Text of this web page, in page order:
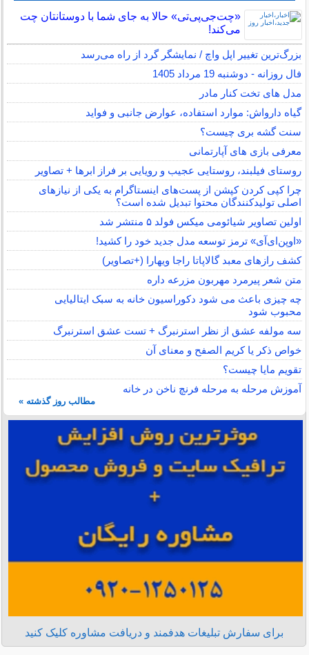
«چت‌جی‌پی‌تی» حالا به جای شما با دوستانتان چت
می‌کند!
بزرگ‌ترین تغییر اپل واچ / نمایشگر گرد از راه می‌رسد
فال روزانه - دوشنبه 19 مرداد 1405
مدل های تخت کنار مادر
گیاه دارواش: موارد استفاده، عوارض جانبی و فواید
سنت گشه بری چیست؟
معرفی بازی های آپارتمانی
روستای فیلبند، روستایی عجیب و رویایی بر فراز ابرها + تصاویر
چرا کپی کردن کپشن از پست‌های اینستاگرام به یکی از نیازهای
اصلی تولیدکنندگان محتوا تبدیل شده است؟
اولین تصاویر شیائومی میکس فولد ۵ منتشر شد
«اوپن‌ای‌آی» ترمز توسعه مدل جدید خود را کشید!
کشف رازهای معبد گالاپاتا راجا ویهارا (+تصاویر)
متن شعر پیرمرد مهربون مزرعه داره
چه چیزی باعث می شود دکوراسیون خانه به سبک ایتالیایی
محبوب شود
سه مولفه عشق از نظر استرنبرگ + تست عشق استرنبرگ
خواص ذکر یا کریم الصفح و معنای آن
تقویم مایا چیست؟
آموزش مرحله به مرحله فرنچ ناخن در خانه
مطالب روز گذشته »
برای سفارش تبلیغات هدفمند و دریافت مشاوره کلیک کنید